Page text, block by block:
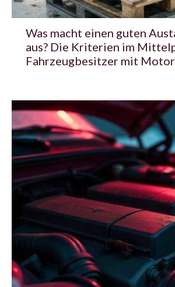
Was macht einen guten
aus? Die Kriterien im
Fahrzeugbesitzer mit